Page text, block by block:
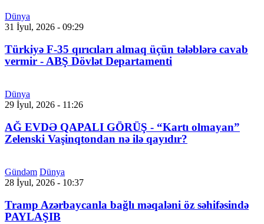
Dünya
31 İyul, 2026 - 09:29
Türkiyə F-35 qırıcıları almaq üçün tələblərə cavab
vermir - ABŞ Dövlət Departamenti
Dünya
29 İyul, 2026 - 11:26
AĞ EVDƏ QAPALI GÖRÜŞ - “Kartı olmayan”
Zelenski Vaşinqtondan nə ilə qayıdır?
Gündəm Dünya
28 İyul, 2026 - 10:37
Tramp Azərbaycanla bağlı məqaləni öz səhifəsində
PAYLAŞIB